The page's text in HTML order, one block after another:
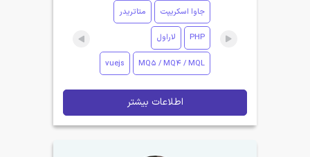
جاوا اسکریپت متاتریدر
PHP لاراول
MQ5 / MQ4 / MQL
vuejs
اطلاعات بیشتر